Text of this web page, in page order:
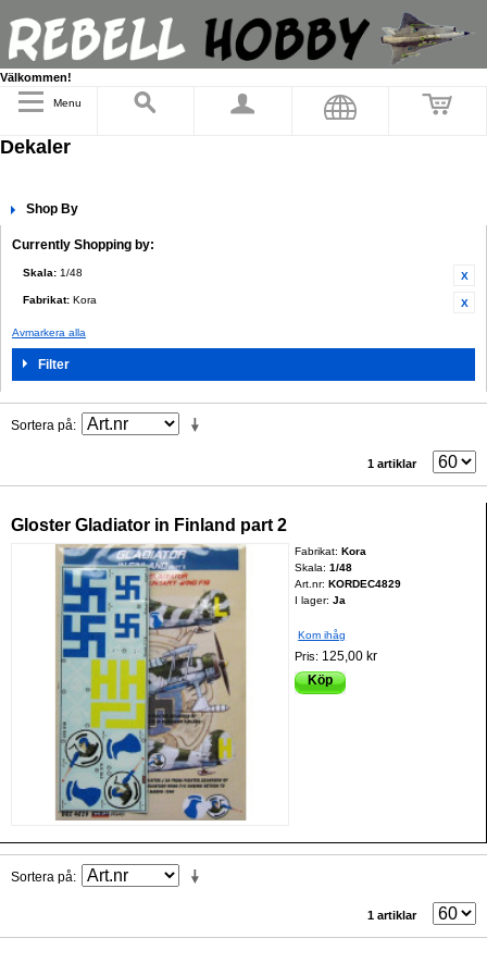
Välkommen!
Menu
Dekaler
Shop By
Currently Shopping by:
Skala: 1/48
Fabrikat: Kora
Avmarkera alla
Filter
Sortera på
1 artiklar
Gloster Gladiator in Finland part 2
Fabrikat:Kora
Skala:1/48
Art.nr:KORDEC4829
I lager: Ja
Kom ihåg
Pris: 125,00 kr
Köp
Sortera på
1 artiklar